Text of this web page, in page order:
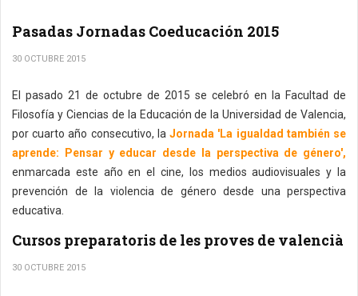
Pasadas Jornadas Coeducación 2015
30 OCTUBRE 2015
El pasado 21 de octubre de 2015 se celebró en la Facultad de
Filosofía y Ciencias de la Educación de la Universidad de Valencia,
por cuarto año consecutivo, laJornada 'La igualdad también se
aprende: Pensar y educar desde la perspectiva de género',
enmarcada este año en el cine, los medios audiovisuales y la
prevención de la violencia de género desde una perspectiva
educativa.
Cursos preparatoris de les proves de valencià
30 OCTUBRE 2015